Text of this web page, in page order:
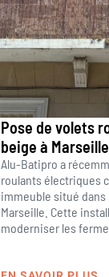
Pose de volets
beige à
Alu-Batipro a
roulants électriques
immeuble situé dans
Marseille. Cette
moderniser les